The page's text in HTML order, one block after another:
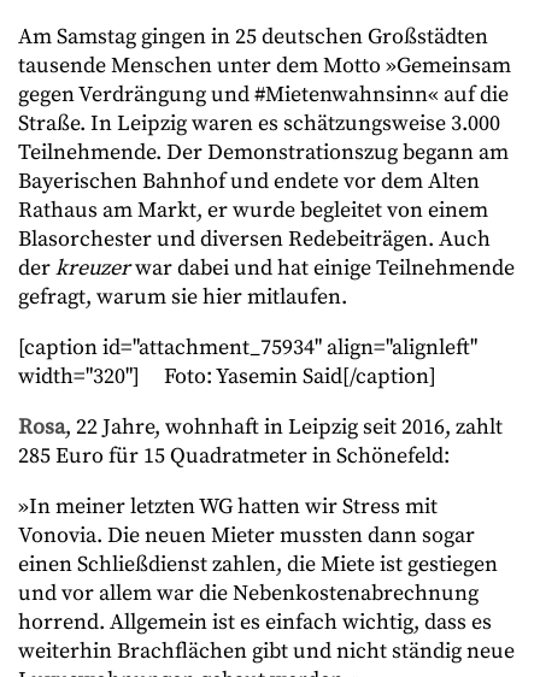
Am Samstag gingen in 25 deutschen Großstädten
tausende Menschen unter dem Motto »Gemeinsam
gegen Verdrängung und #Mietenwahnsinn« auf die
Straße. In Leipzig waren es schätzungsweise 3.000
Teilnehmende. Der Demonstrationszug begann am
Bayerischen Bahnhof und endete vor dem Alten
Rathaus am Markt, er wurde begleitet von einem
Blasorchester und diversen Redebeiträgen. Auch
derkreuzerwar dabei und hat einige Teilnehmende
gefragt, warum sie hier mitlaufen.
[caption id="attachment_75934" align="alignleft"
width="320"]
Foto: Yasemin Said[/caption]
Rosa, 22 Jahre, wohnhaft in Leipzig seit 2016, zahlt
285 Euro für 15 Quadratmeter in Schönefeld:
»In meiner letzten WG hatten wir Stress mit
Vonovia. Die neuen Mieter mussten dann sogar
einen Schließdienst zahlen, die Miete ist gestiegen
und vor allem war die Nebenkostenabrechnung
horrend. Allgemein ist es einfach wichtig, dass es
weiterhin Brachflächen gibt und nicht ständig neue